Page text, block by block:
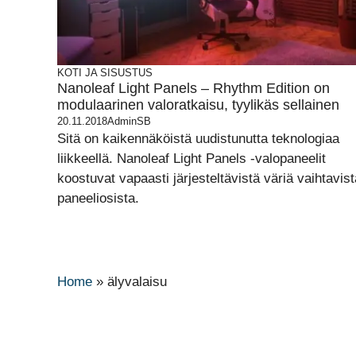
KOTI JA SISUSTUS
Nanoleaf Light Panels – Rhythm Edition on
modulaarinen valoratkaisu, tyylikäs sellainen
20.11.2018AdminSB
Sitä on kaikennäköistä uudistunutta teknologiaa
liikkeellä. Nanoleaf Light Panels -valopaneelit
koostuvat vapaasti järjesteltävistä väriä
paneeliosista.
Home » älyvalaisu